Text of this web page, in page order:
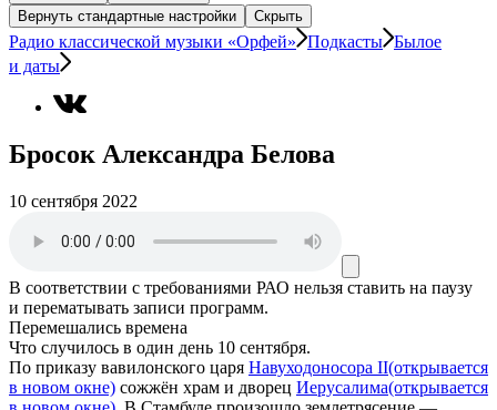
Вернуть стандартные настройки
Скрыть
Радио классической музыки «Орфей» Подкасты Былое
и даты
Бросок Александра Белова
10 сентября 2022
В соответствии с требованиями РАО нельзя ставить на паузу
и перематывать записи программ.
Перемешались времена
Что случилось в один день 10 сентября.
По приказу вавилонского царя Навуходоносора II(открывается
в новом окне) сожжён храм и дворец Иерусалима(открывается